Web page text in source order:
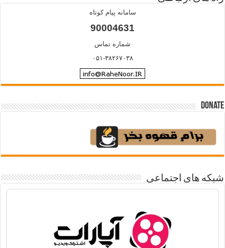
سامانه پیام کوتاه
90004631
شماره تماس
۰۵۱-۳۸۲۶۷۰۳۸
Donate
شبکه های اجتماعی